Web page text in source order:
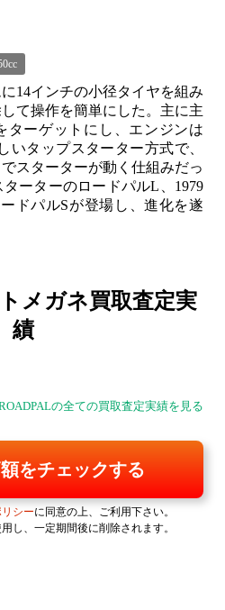
14インチの小径タイヤを組み
て操作を簡単にした。主に主
ターゲットにし、エンジンは
いタップスターター方式で、
スターターが動く仕組みだっ
ーターのロードパルL、1979
ドパルSが登場し、進化を遂
メガネ買取査定実
績
の全ての買取査定実績を見る
をチェックする
シーに同意の上、ご利用下さい。
し、一定期間後に削除されます。